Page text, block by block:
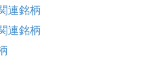
連銘柄
連銘柄